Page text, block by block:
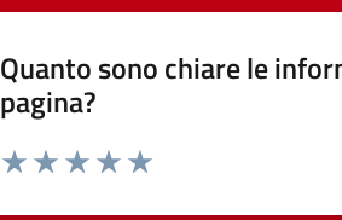
Quanto sono chiare le
pagina?